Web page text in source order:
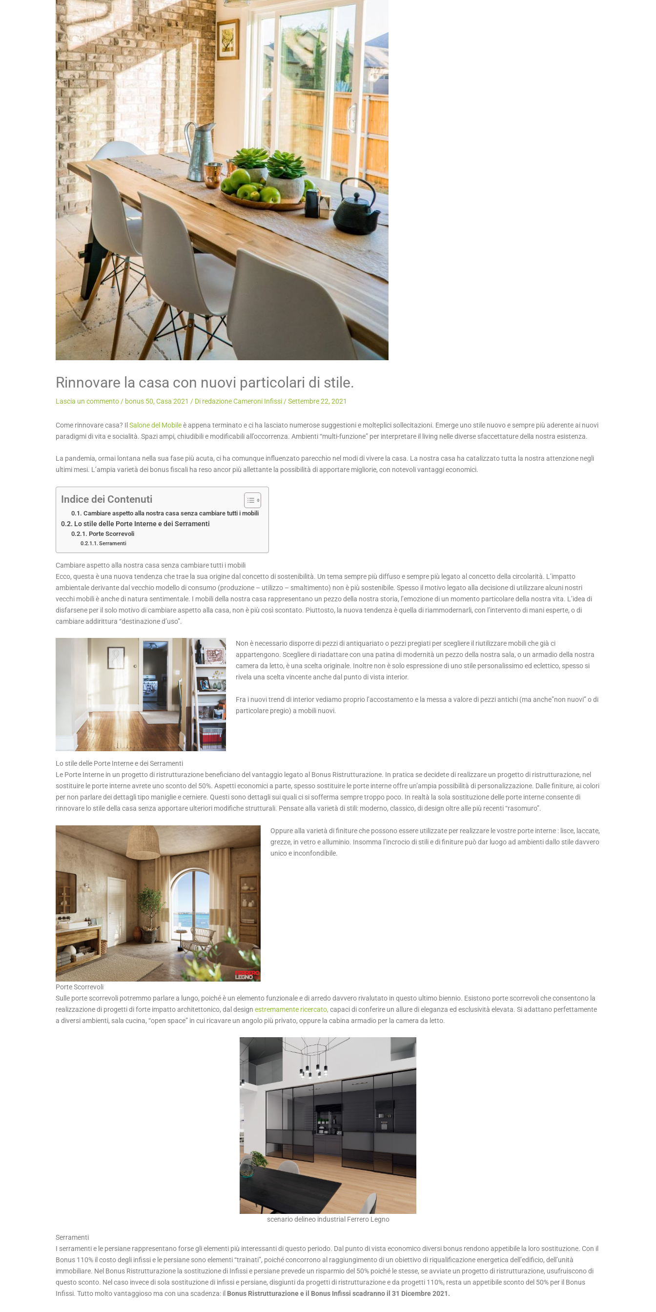
Rinnovare la casa con nuovi particolari di stile.
Lascia un commento / bonus 50, Casa 2021 / Di redazione Cameroni Infissi /Settembre 22, 2021
Come rinnovare casa? Il Salone del Mobileè appena terminato e ci ha lasciato numerose suggestioni e molteplici sollecitazioni. Emerge uno stile nuovo e sempre più aderente ai nuovi
paradigmi di vita e socialità. Spazi ampi, chiudibili e modificabili all’occorrenza. Ambienti “multi-funzione” per interpretare il living nelle diverse sfaccettature della nostra esistenza.
La pandemia, ormai lontana nella sua fase più acuta, ci ha comunque influenzato parecchio nel modi di vivere la casa. La nostra casa ha catalizzato tutta la nostra attenzione negli
ultimi mesi. L’ampia varietà dei bonus fiscali ha reso ancor più allettante la possibilità di apportare migliorie, con notevoli vantaggi economici.
Indice dei Contenuti
Cambiare aspetto alla nostra casa senza cambiare tutti i mobili
Lo stile delle Porte Interne e dei Serramenti
Porte Scorrevoli
Serramenti
Cambiare aspetto alla nostra casa senza cambiare tutti i mobili
Ecco, questa è una nuova tendenza che trae la sua origine dal concetto di sostenibilità. Un tema sempre più diffuso e sempre più legato al concetto della circolarità. L’impatto
ambientale derivante dal vecchio modello di consumo (produzione – utilizzo – smaltimento) non è più sostenibile. Spesso il motivo legato alla decisione di utilizzare alcuni nostri
vecchi mobili è anche di natura sentimentale. I mobili della nostra casa rappresentano un pezzo della nostra storia, l’emozione di un momento particolare della nostra vita. L’idea di
disfarsene per il solo motivo di cambiare aspetto alla casa, non è più così scontato. Piuttosto, la nuova tendenza è quella di riammodernarli, con l’intervento di mani esperte, o di
cambiare addirittura “destinazione d’uso”.
Non è necessario disporre di pezzi di antiquariato o pezzi pregiati per scegliere il riutilizzare mobili che già ci
appartengono. Scegliere di riadattare con una patina di modernità un pezzo della nostra sala, o un armadio della nostra
camera da letto, è una scelta originale. Inoltre non è solo espressione di uno stile personalissimo ed eclettico, spesso si
rivela una scelta vincente anche dal punto di vista interior.
Fra i nuovi trend di interior vediamo proprio l’accostamento e la messa a valore di pezzi antichi (ma anche”non nuovi” o di
particolare pregio) a mobili nuovi.
Lo stile delle Porte Interne e dei Serramenti
Le Porte Interne in un progetto di ristrutturazione beneficiano del vantaggio legato al Bonus Ristrutturazione. In pratica se decidete di realizzare un progetto di ristrutturazione, nel
sostituire le porte interne avrete uno sconto del 50%. Aspetti economici a parte, spesso sostituire le porte interne offre un’ampia possibilità di personalizzazione. Dalle finiture, ai colori
per non parlare dei dettagli tipo maniglie e cerniere. Questi sono dettagli sui quali ci si sofferma sempre troppo poco. In realtà la sola sostituzione delle porte interne consente di
rinnovare lo stile della casa senza apportare ulteriori modifiche strutturali. Pensate alla varietà di stili: moderno, classico, di design oltre alle più recenti “rasomuro”.
Oppure alla varietà di finiture che possono essere utilizzate per realizzare le vostre porte interne : lisce, laccate,
grezze, in vetro e alluminio. Insomma l’incrocio di stili e di finiture può dar luogo ad ambienti dallo stile davvero
unico e inconfondibile.
Porte Scorrevoli
Sulle porte scorrevoli potremmo parlare a lungo, poiché è un elemento funzionale e di arredo davvero rivalutato in questo ultimo biennio. Esistono porte scorrevoli che consentono la
realizzazione di progetti di forte impatto architettonico, dal design estremamente ricercato, capaci di conferire un allure di eleganza ed esclusività elevata. Si adattano perfettamente
a diversi ambienti, sala cucina, “open space” in cui ricavare un angolo più privato, oppure la cabina armadio per la camera da letto.
scenario delineo industrial Ferrero Legno
Serramenti
I serramenti e le persiane rappresentano forse gli elementi più interessanti di questo periodo. Dal punto di vista economico diversi bonus rendono appetibile la loro sostituzione. Con il
Bonus 110% il costo degli infissi e le persiane sono elementi “trainati”, poiché concorrono al raggiungimento di un obiettivo di riqualificazione energetica dell’edificio, dell’unità
immobiliare. Nel Bonus Ristrutturazione la sostituzione di Infissi e persiane prevede un risparmio del 50% poiché le stesse, se avviate un progetto di ristrutturazione, usufruiscono di
questo sconto. Nel caso invece di sola sostituzione di infissi e persiane, disgiunti da progetti di ristrutturazione e da progetti 110%, resta un appetibile sconto del 50% per il Bonus
Infissi. Tutto molto vantaggioso ma con una scadenza: il Bonus Ristrutturazione e il Bonus Infissi scadranno il 31 Dicembre 2021.